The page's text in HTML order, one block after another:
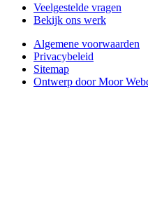
Veelgestelde vragen
Bekijk ons werk
Algemene voorwaarden
Privacybeleid
Sitemap
Ontwerp door Moor